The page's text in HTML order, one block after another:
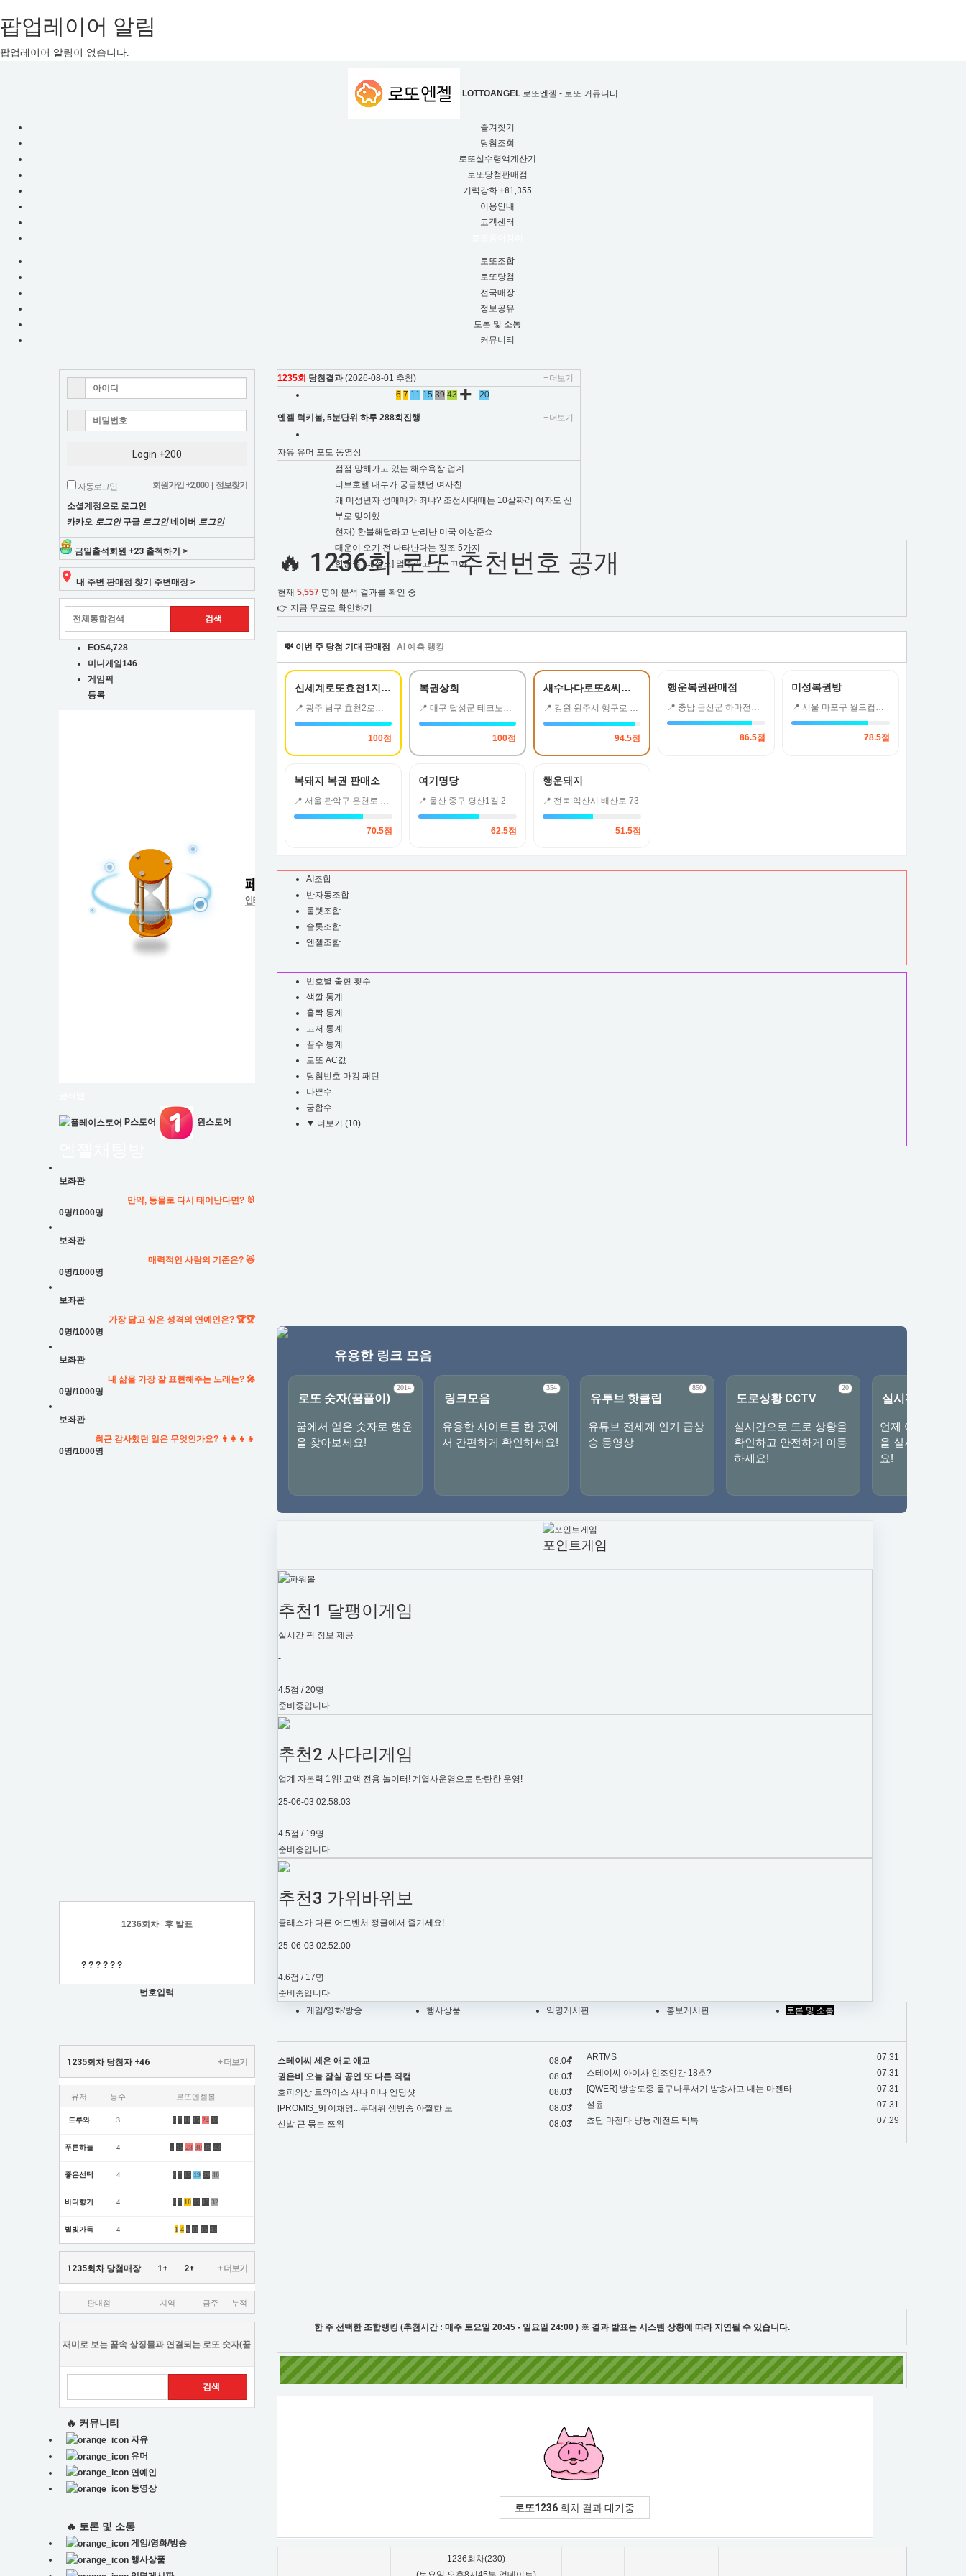
팝업레이어 알림
팝업레이어 알림이 없습니다.
엔
젤
로
또
번
호
분
LOTTOANGEL 로또엔젤 - 로또 커뮤니티
즐겨찾기
당첨조회
로또실수령액계산기
로또당첨판매점
기력강화 +81,355
이용안내
고객센터
로또조합
로또당첨
전국매장
정보공유
토론 및 소통
커뮤니티
1235회 당첨결과(2026-08-01 추첨)
+ 더보기
6 7 11 15 39 43 + 20
엔젤 럭키볼, 5분단위 하루 288회진행 + 더보기
자유 유머 포토 동영상
점점 망해가고 있는 해수욕장 업계
러브호텔 내부가 궁금했던 여사친
왜 미성년자 성매매가 죄냐? 조선시대때는 10살짜리 여자도 신
부로 맞이했
현재) 환불해달라고 난리난 미국 이상준쇼
대운이 오기 전 나타난다는 징조 5가지
한문철_레전드] 멈추라고 ㄱㅅㄲ야
🔥 1236회 로또 추천번호 공개
현재 5,557명이 분석 결과를 확인 중
👉 지금 무료로 확인하기
💸 이번 주 당첨 기대 판매점 AI 예측 랭킹
신세계로또효천1지구점
📍 광주 남구 효천2로가길 20 161동101호(중흥S클래스에코시티 단지내상가
100점
복권상회
📍 대구 달성군 테크노중앙대로 240 1층 116호
100점
새수나다로또&씨스페이스치악산점
📍 강원 원주시 행구로 357 1층
94.5점
행운복권판매점
📍 충남 금산군 하마전로 13
86.5점
미성복권방
📍 서울 마포구 월드컵북로 230 현대상가 안 1층3호
78.5점
복돼지 복권 판매소
📍 서울 관악구 은천로 119-1 1층
70.5점
여기명당
📍 울산 중구 평산1길 2
62.5점
행운돼지
📍 전북 익산시 배산로 73
51.5점
AI조합
반자동조합
룰렛조합
슬롯조합
엔젤조합
번호별 출현 횟수
색깔 통계
홀짝 통계
고저 통계
끝수 통계
로또 AC값
당첨번호 마킹 패턴
나쁜수
궁합수
▼ 더보기 (10)
유용한 링크 모음
로또 숫자(꿈풀이)
2014
꿈에서 얻은 숫자로 행운
을 찾아보세요!
링크모음
354
유용한 사이트를 한 곳에
서 간편하게 확인하세요!
유투브 핫클립
850
유튜브 전세계 인기 급상
승 동영상
도로상황 CCTV
20
실시간으로 도로 상황을
확인하고 안전하게 이동
하세요!
실시간TV
언제 어디서나 최
을 실시간으로 시
요!
포인트게임
추천1 달팽이게임
실시간 픽 정보 제공
-
4.5점 / 20명
준비중입니다
추천2 사다리게임
업계 자본력 1위! 고액 전용 놀이터! 계열사운영으로 탄탄한 운영!
25-06-03 02:58:03
4.5점 / 19명
준비중입니다
추천3 가위바위보
클래스가 다른 어드벤처 정글에서 즐기세요!
25-06-03 02:52:00
4.6점 / 17명
준비중입니다
게임/영화/방송
행사상품 익명게시판 홍보게시판 토론 및 소통
08.04
스테이씨 세은 애교 애교
08.03
권은비 오늘 잠실 공연 또 다른 직캠
08.03
호피의상 트와이스 사나 미나 엔딩샷
08.03
[PROMIS_9] 이채영...무대위 생방송 아찔한 노
08.03
신발 끈 묶는 쯔위
07.31
ARTMS
07.31
스테이씨 아이사 인조인간 18호?
07.31
[QWER] 방송도중 물구나무서기 방송사고 내는 마젠타
07.31
설윤
07.29
쵸단 마젠타 냥뇽 레전드 틱톡
한 주 선택한 조합랭킹 (추첨시간 : 매주 토요일 20:45 - 일요일 24:00 ) ※ 결과 발표는 시스템 상황에 따라 지연될 수 있습니다.
로또1236 회차 결과 대기중
1236회차(230)
Login +200
자동로그인 회원가입 +2,000 정보찾기
소셜계정으로 로그인
카카오 로그인 구글 로그인 네이버 로그인
금일출석회원 +23 출첵하기 >
내 주변 판매점 찾기 주변매장 >
EOS4,728
미니게임146
게임픽
등록
P스토어 원스토어
보좌관
만약, 동물로 다시 태어난다면? 🐰
0명/1000명
보좌관
매력적인 사람의 기준은? 😻
0명/1000명
보좌관
가장 닮고 싶은 성격의 연예인은? 🏆🏆
0명/1000명
보좌관
내 삶을 가장 잘 표현해주는 노래는? 🎤
0명/1000명
보좌관
최근 감사했던 일은 무엇인가요? 👨‍👩‍👧‍👦
0명/1000명
1236회차 후 발표
? ? ? ? ? ?
번호입력
1235회차 당첨자+46 + 더보기
유저 등수 로또엔젤볼
드루와 3 6 7 11 15 24 39
푸른하늘 4 7 15 28 30 39 43
좋은선택 4 6 7 15 19 39 40
바다향기 4 6 7 10 11 15 32
별빛가득 4 1 4 6 11 15 43
1235회차 당첨매장 1+ 2+ + 더보기
판매점 지역 금주 누적
재미로 보는 꿈속 상징물과 연결되는 로또 숫자(꿈
🔥 커뮤니티
자유
유머
연예인
동영상
🔥 토론 및 소통
게임/영화/방송
행사상품